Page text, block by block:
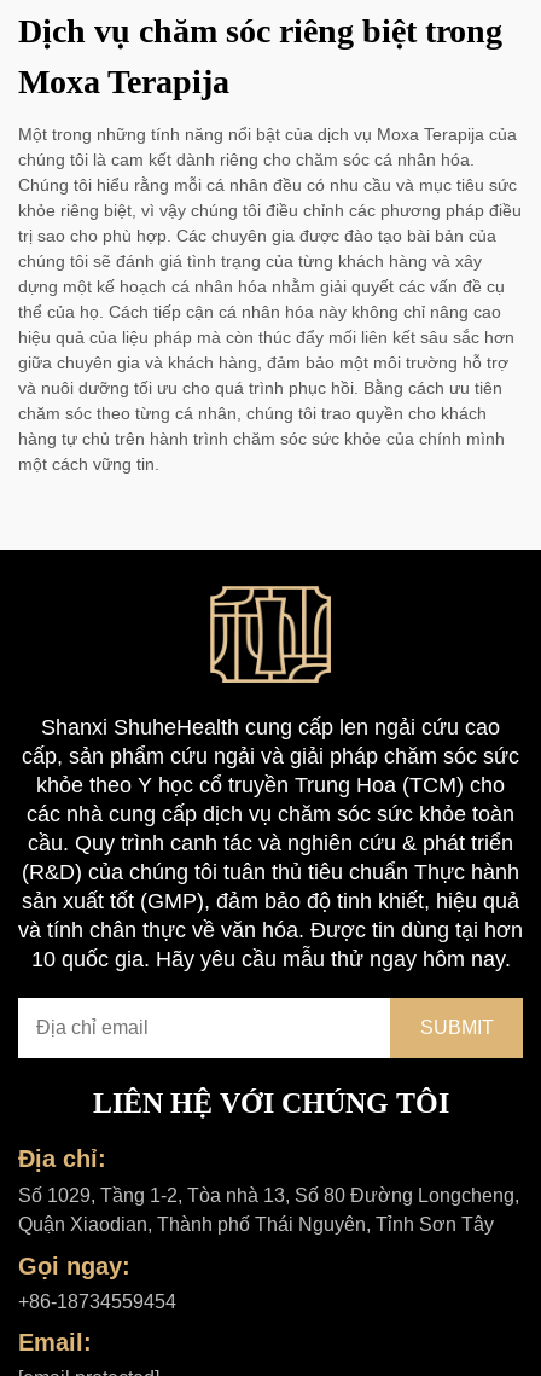
Dịch vụ chăm sóc riêng biệt trong
Moxa Terapija
Một trong những tính năng nổi bật của dịch vụ Moxa Terapija của
chúng tôi là cam kết dành riêng cho chăm sóc cá nhân hóa.
Chúng tôi hiểu rằng mỗi cá nhân đều có nhu cầu và mục tiêu sức
khỏe riêng biệt, vì vậy chúng tôi điều chỉnh các phương pháp điều
trị sao cho phù hợp. Các chuyên gia được đào tạo bài bản của
chúng tôi sẽ đánh giá tình trạng của từng khách hàng và xây
dựng một kế hoạch cá nhân hóa nhằm giải quyết các vấn đề cụ
thể của họ. Cách tiếp cận cá nhân hóa này không chỉ nâng cao
hiệu quả của liệu pháp mà còn thúc đẩy mối liên kết sâu sắc hơn
giữa chuyên gia và khách hàng, đảm bảo một môi trường hỗ trợ
và nuôi dưỡng tối ưu cho quá trình phục hồi. Bằng cách ưu tiên
chăm sóc theo từng cá nhân, chúng tôi trao quyền cho khách
hàng tự chủ trên hành trình chăm sóc sức khỏe của chính mình
một cách vững tin.
Shanxi ShuheHealth cung cấp len ngải cứu cao
cấp, sản phẩm cứu ngải và giải pháp chăm sóc sức
khỏe theo Y học cổ truyền Trung Hoa (TCM) cho
các nhà cung cấp dịch vụ chăm sóc sức khỏe toàn
cầu. Quy trình canh tác và nghiên cứu & phát triển
(R&D) của chúng tôi tuân thủ tiêu chuẩn Thực hành
sản xuất tốt (GMP), đảm bảo độ tinh khiết, hiệu quả
và tính chân thực về văn hóa. Được tin dùng tại hơn
10 quốc gia. Hãy yêu cầu mẫu thử ngay hôm nay.
LIÊN HỆ VỚI CHÚNG TÔI
Địa chỉ:
Số 1029, Tầng 1-2, Tòa nhà 13, Số 80 Đường Longcheng,
Quận Xiaodian, Thành phố Thái Nguyên, Tỉnh Sơn Tây
Gọi ngay:
+86-18734559454
Email: